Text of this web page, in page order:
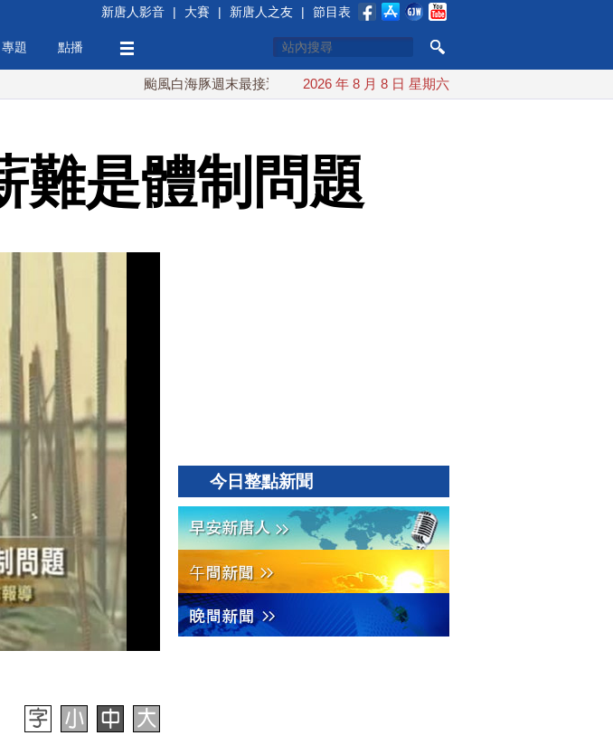
新唐人影音 | 大賽 | 新唐人之友 | 節目表
專題 點播
颱風白海豚週末最接近台灣 最快9日可能登陸中國 台灣漢光首結合城鎮演習 AIT
2026 年 8 月 8 日 星期六
難是體制問題
今日整點新聞